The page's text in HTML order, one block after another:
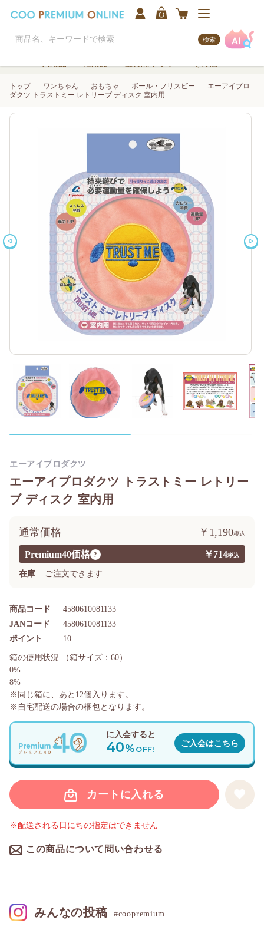
検索
トップ ワンちゃん おもちゃ ボール・フリスビー
エーアイプロ
ダクツ トラストミー レトリーブ ディスク 室内用
エーアイプロダクツ トラストミー レトリー
ブ ディスク 室内用
Premium40価格 ? ￥714
通常価格 ￥1,190
在庫 ご注文できます
商品コード 4580610081133
ポイント 10
JANコード 4580610081133
カートに入れる
この商品について問い合わせる
エーアイプロダクツ
※配送される日にちの指定はできません
に入会すると
40%OFF!
ご入会はこちら
箱の使用状況
（箱サイズ：60）
0%
8%
※同じ箱に、あと 12個入ります。
※自宅配送の場合の梱包となります。
みんなの投稿 #coopremium